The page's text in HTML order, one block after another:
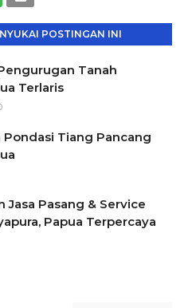
POSTINGAN INI
Tanah
Terlaris
Pondasi Tiang Pancang
Jasa Pasang & Service
Papua Terpercaya